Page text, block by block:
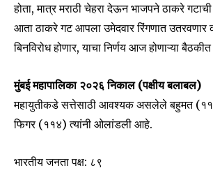
To subscribe, simply enter your email
or click the subscribe button below. Don't
your privacy and won't spam your inbox.
safe with us.
होता, मात्र मराठी चेहरा देऊन भाजपने ठाकरे
आता ठाकरे गट आपला उमेदवार रिंगणात
बिनविरोध होणार, याचा निर्णय आज होणाऱ्या
मुंबई महापालिका २०२६ निकाल (पक्षीय बलाबल)
महायुतीकडे सत्तेसाठी आवश्यक असलेले बहुमत
फिगर (११४) त्यांनी ओलांडली आहे.
भारतीय जनता पक्ष: ८९